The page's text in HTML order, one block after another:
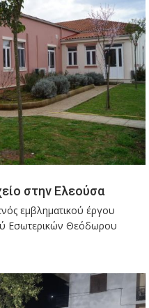
στην Ελεούσα
εμβληματικού έργου
Εσωτερικών Θεόδωρου